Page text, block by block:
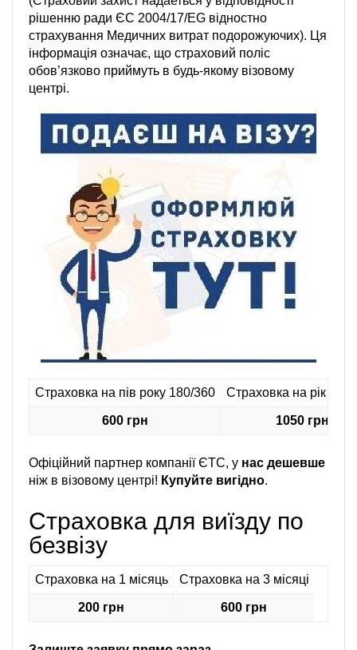
рішенню ради ЄС 2004/17/EG відностно
страхування Медичних витрат подорожуючих). Ця
інформація означає, що страховий поліс
обов’язково приймуть в будь-якому візовому
центрі.
Страховка на пів року 180/360 Страховка на рік 360
600 грн 1050 грн
Офіційний партнер компанії ЄТС, у нас дешевше
ніж в візовому центрі! Купуйте вигідно.
Страховка для виїзду по
безвізу
Страховка на 1 місяць Страховка на 3 місяці
200 грн 600 грн